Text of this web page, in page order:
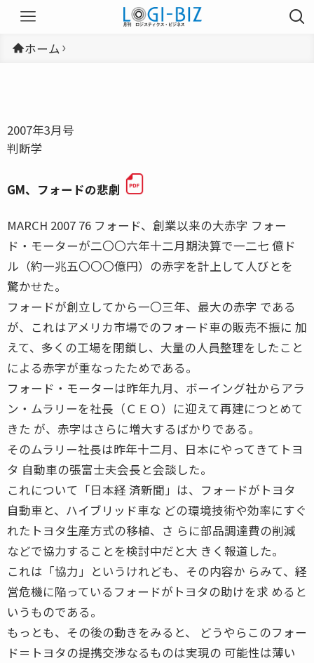
ホーム
2007年3月号
判断学
GM、フォードの悲劇
MARCH 2007 76 フォード、創業以来の大赤字 フォー
ド・モーターが二〇〇六年十二月期決算で一二七 億ド
ル（約一兆五〇〇〇億円）の赤字を計上して人びとを
驚かせた。
フォードが創立してから一〇三年、最大の赤字 である
が、これはアメリカ市場でのフォード車の販売不振に 加
えて、多くの工場を閉鎖し、大量の人員整理をしたこと
による赤字が重なったためである。
フォード・モーターは昨年九月、ボーイング社からアラ
ン・ムラリーを社長（ＣＥＯ）に迎えて再建につとめて
きた が、赤字はさらに増大するばかりである。
そのムラリー社長は昨年十二月、日本にやってきてトヨ
タ 自動車の張富士夫会長と会談した。
これについて「日本経 済新聞」は、フォードがトヨタ
自動車と、ハイブリッド車な どの環境技術や効率にすぐ
れたトヨタ生産方式の移植、さ らに部品調達費の削減
などで協力することを検討中だと大 きく報道した。
これは「協力」というけれども、その内容か らみて、経
営危機に陥っているフォードがトヨタの助けを求 めると
いうものである。
もっとも、その後の動きをみると、 どうやらこのフォー
ド＝トヨタの提携交渉なるものは実現の 可能性は薄い